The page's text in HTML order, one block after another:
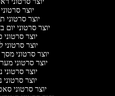
יוצר
יוצר סרטוני
יוצר סרטוני יום
יוצר
יוצר סרטוני
יוצר סרטוני
יוצר סרטוני
יוצר סרטוני
יוצר סרטוני
יוצר סרטוני